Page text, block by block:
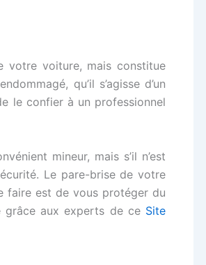
votre voiture, mais constitue
qu’il s’agisse d’un
le confier à un professionnel
mineur, mais s’il n’est
Le pare-brise de votre
faire est de vous protéger du
grâce aux experts de ce Site